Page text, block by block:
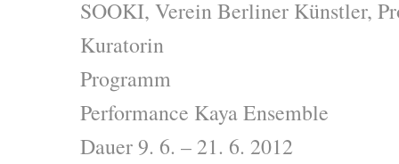
SOOKI, Verein Berliner Künstler,
Kuratorin
Programm
Performance Kaya Ensemble
Dauer 9. 6. – 21. 6. 2012